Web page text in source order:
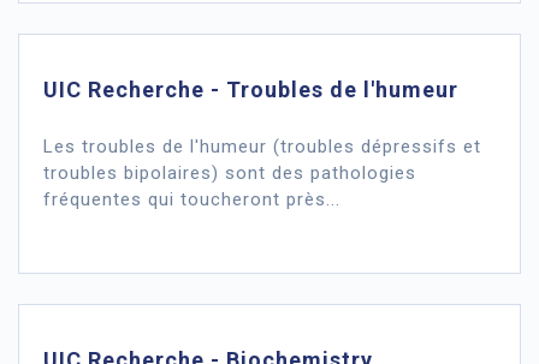
UIC Recherche - Troubles de l'humeur
Les troubles de l'humeur (troubles dépressifs et
troubles bipolaires) sont des pathologies
fréquentes qui toucheront près...